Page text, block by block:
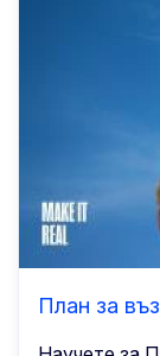
План за